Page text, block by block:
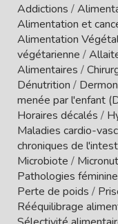
Addictions /
Alimentation et
Alimentation
végétarienne /
Alimentaires /
Dénutrition /
menée par l'enfant
Horaires décalés /
Maladies cardio-
chroniques de
Microbiote /
Pathologies
Perte de poids /
Rééquilibrage